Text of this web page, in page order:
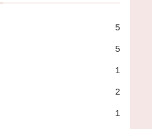
5
5
1
2
1